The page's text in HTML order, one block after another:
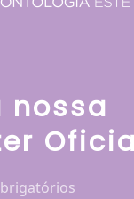
nossa